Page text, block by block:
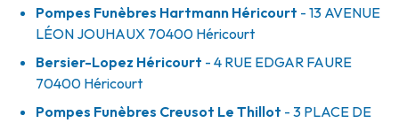
Pompes Funèbres Hartmann Héricourt - 13 AVENUE
LÉON JOUHAUX 70400 Héricourt
Bersier-Lopez Héricourt - 4 RUE EDGAR FAURE
70400 Héricourt
Pompes Funèbres Creusot Le Thillot - 3 PLACE DE